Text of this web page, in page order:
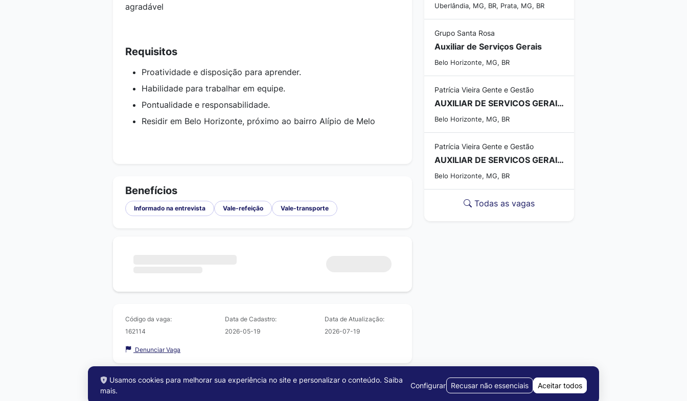
agradável
Requisitos
Proatividade e disposição para aprender.
Habilidade para trabalhar em equipe.
Pontualidade e responsabilidade.
Residir em Belo Horizonte, próximo ao bairro Alípio de Melo
Benefícios
Informado na entrevista Vale-refeição Vale-transporte
Código da vaga:
162114
Data de Cadastro:
2026-05-19
Data de Atualização:
2026-07-19
Denunciar Vaga
Uberlândia, MG, BR, Prata, MG, BR
Grupo Santa Rosa
Auxiliar de Serviços Gerais
Belo Horizonte, MG, BR
Patrícia Vieira Gente e Gestão
AUXILIAR DE SERVICOS GERAIS - ESCALA 12X36 PAMPULHA
Belo Horizonte, MG, BR
Patrícia Vieira Gente e Gestão
AUXILIAR DE SERVICOS GERAIS - APOIO
Belo Horizonte, MG, BR
Todas as vagas
Usamos cookies para melhorar sua experiência no site e personalizar o conteúdo. Saiba
mais.
Configurar Recusar não essenciais Aceitar todos